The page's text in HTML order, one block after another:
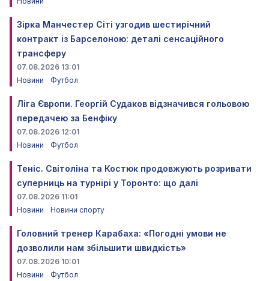
Зірка Манчестер Сіті узгодив шестирічний
контракт із Барселоною: деталі сенсаційного
трансферу
07.08.2026 13:01
Новини
Футбол
Ліга Європи. Георгій Судаков відзначився гольовою
передачею за Бенфіку
07.08.2026 12:01
Новини
Футбол
Теніс. Світоліна та Костюк продовжують розривати
суперниць на турнірі у Торонто: що далі
07.08.2026 11:01
Новини
Новини спорту
Головний тренер Карабаха: «Погодні умови не
дозволили нам збільшити швидкість»
07.08.2026 10:01
Новини
Футбол